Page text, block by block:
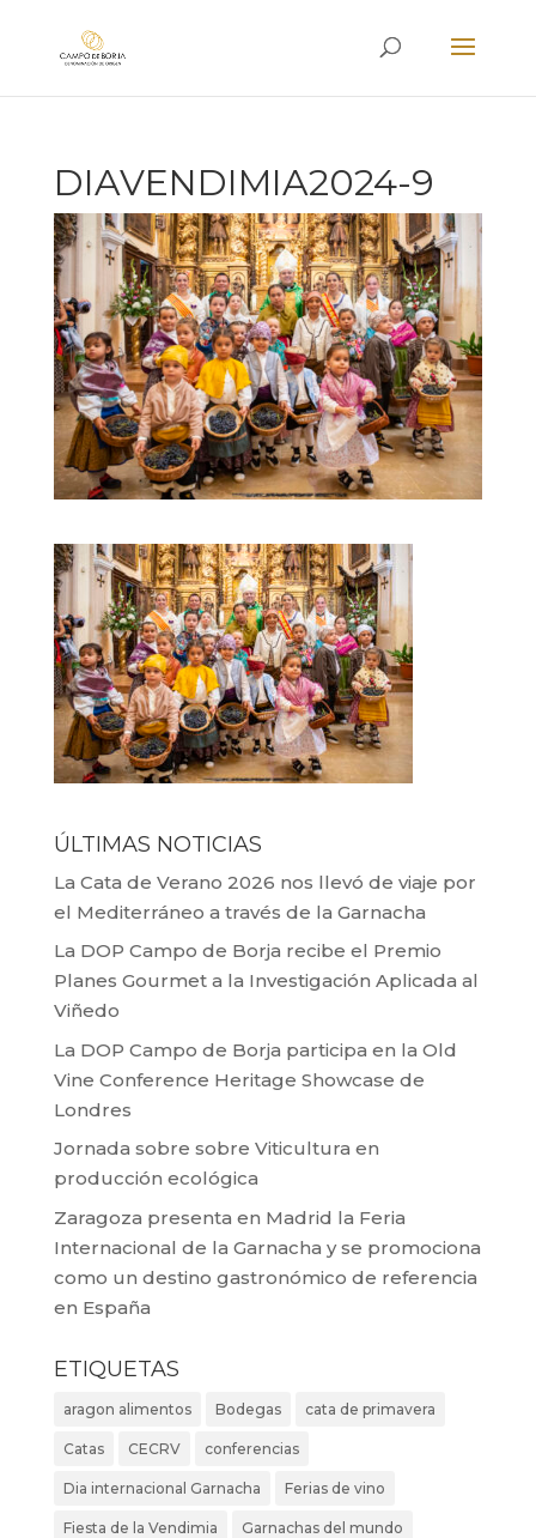
DIAVENDIMIA2024-9
ÚLTIMAS NOTICIAS
La Cata de Verano 2026 nos llevó de viaje por
el Mediterráneo a través de la Garnacha
La DOP Campo de Borja recibe el Premio
Planes Gourmet a la Investigación Aplicada al
Viñedo
La DOP Campo de Borja participa en la Old
Vine Conference Heritage Showcase de
Londres
Jornada sobre sobre Viticultura en
producción ecológica
Zaragoza presenta en Madrid la Feria
Internacional de la Garnacha y se promociona
como un destino gastronómico de referencia
en España
ETIQUETAS
aragon alimentos Bodegas cata de primavera
Catas CECRV conferencias
Dia internacional Garnacha Ferias de vino
Fiesta de la Vendimia Garnachas del mundo